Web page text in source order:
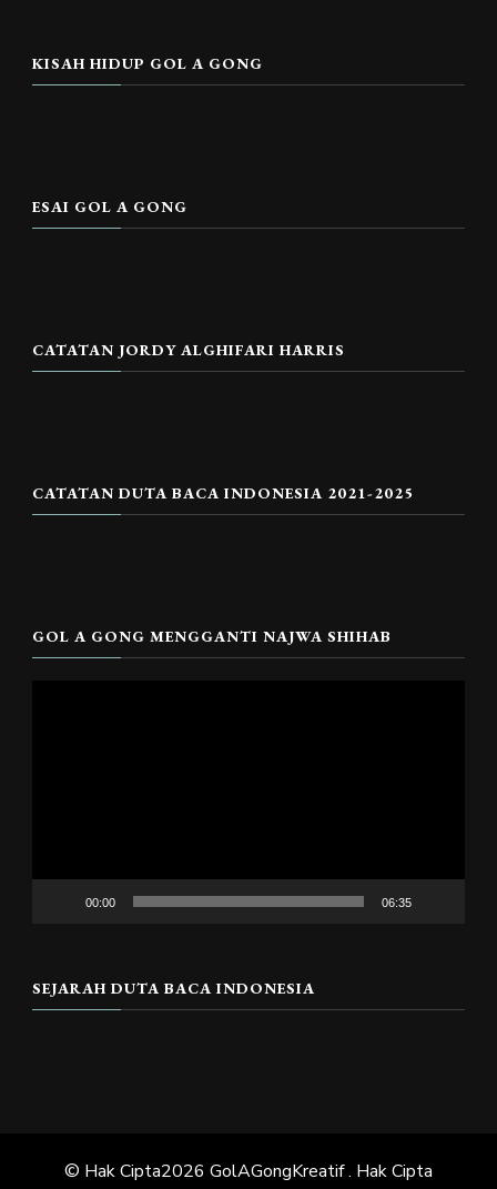
KISAH HIDUP GOL A GONG
ESAI GOL A GONG
CATATAN JORDY ALGHIFARI HARRIS
CATATAN DUTA BACA INDONESIA 2021-2025
GOL A GONG MENGGANTI NAJWA SHIHAB
00:00 06:35
SEJARAH DUTA BACA INDONESIA
© Hak Cipta2026 GolAGongKreatif. Hak Cipta